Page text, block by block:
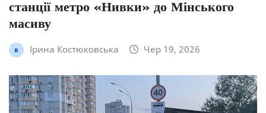
станції метро «Нивки» до Мінського
масиву
Ірина Костюковська Чер 19, 2026